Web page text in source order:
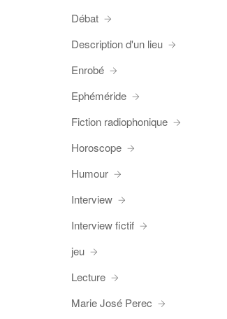
Débat
Description d'un lieu
Enrobé
Ephéméride
Fiction radiophonique
Horoscope
Humour
Interview
Interview fictif
jeu
Lecture
Marie José Perec